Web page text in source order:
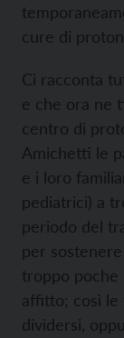
cure di
Ci racconta
e che ora ne
centro di
Amichetti le
e i loro
pediatrici) a
periodo del
per
troppo
affitto; così le
dividersi,